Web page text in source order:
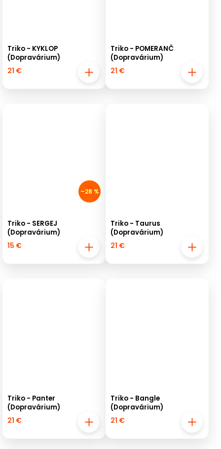
Triko - KYKLOP
(Dopravárium)
21 €
Triko - POMERANČ
(Dopravárium)
21 €
–28 %
Triko - SERGEJ
(Dopravárium)
15 €
Triko - Taurus
(Dopravárium)
21 €
Triko - Panter
(Dopravárium)
21 €
Triko - Bangle
(Dopravárium)
21 €